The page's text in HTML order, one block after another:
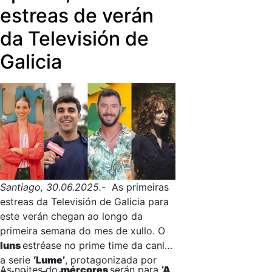
dúbidas de pais e nais galegos, dun
xeito didáctico e divertido.
estreas de verán
da Televisión de
Galicia
Santiago, 30.06.2025.- As primeiras
estreas da Televisión de Galicia para
este verán chegan ao longo da
primeira semana do mes de xullo. O
lunsestréase no prime time da canle
a serie ‘Lume’, protagonizada por
As noites domércores serán para ‘A